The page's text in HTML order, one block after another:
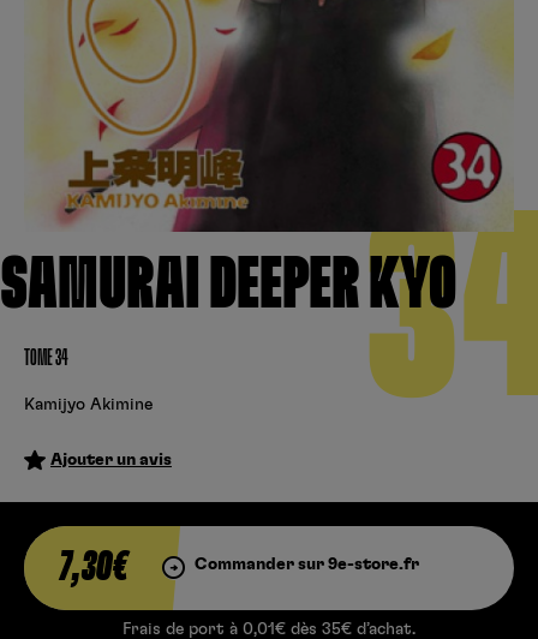
SAMURAI DEEPER KYO
TOME 34
Kamijyo Akimine
Ajouter un avis
7,30€ Commander sur 9e-store.fr
Frais de port à 0,01€ dès 35€ d’achat.
Se connecter
Hunter x Hunter
Fire Force
Black Butler